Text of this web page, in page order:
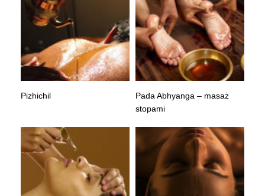
Pizhichil
Pada Abhyanga – masaż
stopami